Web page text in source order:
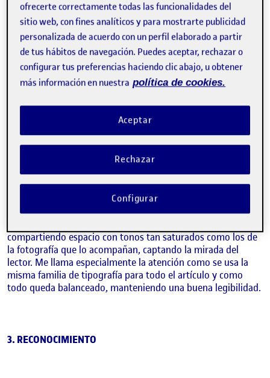
2. CAPTURA
La tipografía analizada es de formas rectas y simples,
manteniendo un aspecto limpio y moderno en apariencia, y
siendo más accesible para todos los públicos, especialmente
en editorial, ya que a su vez son también mejor y más
legibles en formato digital. En este caso me llama
compartiendo espacio con tonos tan saturados como los de
la fotografía que lo acompañan, captando la mirada del
lector. Me llama especialmente la atención como se usa la
misma familia de tipografía para todo el artículo y como
todo queda balanceado, manteniendo una buena legibilidad.
3. RECONOCIMIENTO
ofrecerte correctamente todas las funcionalidades del
sitio web, con fines analíticos y para mostrarte publicidad
personalizada de acuerdo con un perfil elaborado a partir
de tus hábitos de navegación. Puedes aceptar, rechazar o
configurar tus preferencias haciendo clic abajo, u obtener
más información en nuestra política de cookies.
Rechazar
Aceptar
Configurar